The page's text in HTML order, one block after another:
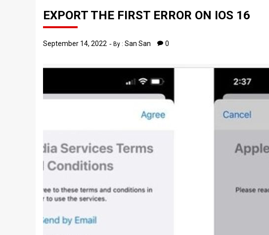
EXPORT THE FIRST ERROR ON IOS 16
September 14, 2022 By : San San 0